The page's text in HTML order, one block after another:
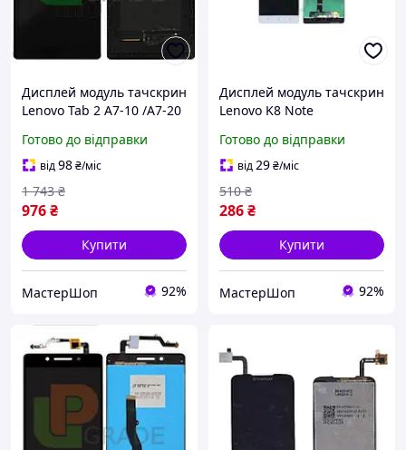
Дисплей модуль тачскрин
Lenovo Tab 2 A7-10 /A7-20
Готово до відправки
від98₴/міс
976₴
1 743 ₴
Купити
МастерШоп 92%
Дисплей модуль тачскрин
Lenovo K8 Note
Готово до відправки
від29₴/міс
286₴
510 ₴
Купити
МастерШоп 92%